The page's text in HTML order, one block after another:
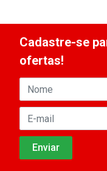
Cadastre-se
ofertas!